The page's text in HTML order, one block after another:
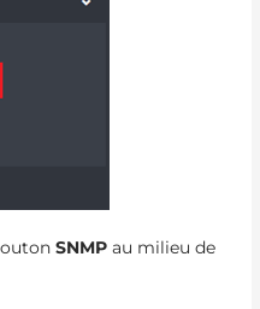
SNMP au milieu de